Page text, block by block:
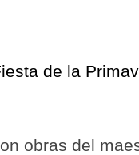
de la
obras del